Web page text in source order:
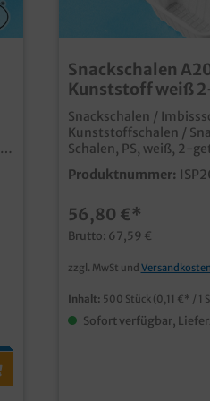
Snackschalen
Kunststoff weiß
205x120x35mm
Snackschalen /
Kunststoffschalen /
Schalen, PS, weiß, 2-
205x120x35mm,
Karton praktisch für Snacks und
Kunststoffschale für die
verschiedensten
Teilung, z.B. für
separatem Dip viele
im Shop erhältlich
Produktnummer:
56,80 €*
Brutto: 67,59 €
zzgl. MwSt und Versandkosten
Inhalt: 500 Stück (0,11 €* / 1
Sofort verfügbar,